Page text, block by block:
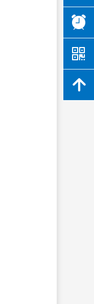
뀥
낃
녕